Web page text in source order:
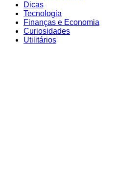
Dicas
Tecnologia
Finanças e Economia
Curiosidades
Utilitários